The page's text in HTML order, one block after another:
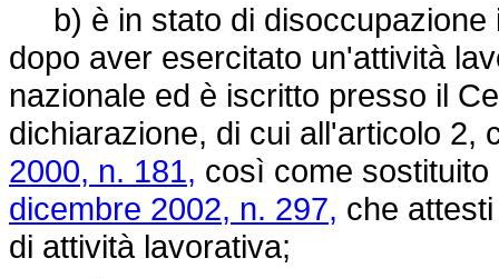
b) è in stato di disoccupazione
dopo aver esercitato un'attività
nazionale ed è iscritto presso il
dichiarazione, di cui all'articolo 2,
2000, n. 181, così come
dicembre 2002, n. 297, che
di attività lavorativa;